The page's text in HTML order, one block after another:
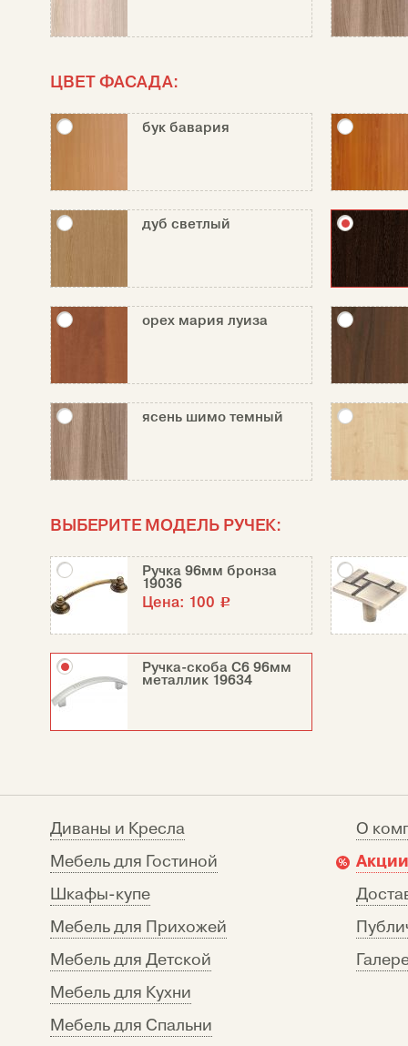
ЦВЕТ ФАСАДА:
бук бавария
дуб светлый
орех мария луиза
ясень шимо темный
ВЫБЕРИТЕ МОДЕЛЬ РУЧЕК:
Ручка 96мм бронза
19036
Цена: 100 c
Ручка-скоба С6 96мм
металлик 19634
Диваны и Кресла
Мебель для Гостиной
Шкафы-купе
Мебель для Прихожей
Мебель для Детской
Мебель для Кухни
Мебель для Спальни
О